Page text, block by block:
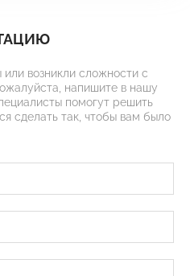
возникли сложности с
напишите в нашу
помогут решить
сделать так, чтобы вам было